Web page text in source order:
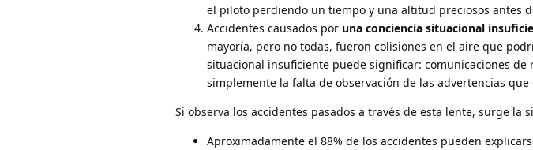
el piloto perdiendo un tiempo y una altitud preciosos antes
Accidentes causados por una conciencia situacional
mayoría, pero no todas, fueron colisiones en el aire que
situacional insuficiente puede significar: comunicaciones
simplemente la falta de observación de las advertencias que
Si observa los accidentes pasados a través de esta lente, surge la
Aproximadamente el 88% de los accidentes pueden